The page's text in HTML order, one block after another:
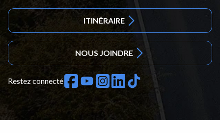
ITINÉRAIRE
NOUS JOINDRE
Restez connecté